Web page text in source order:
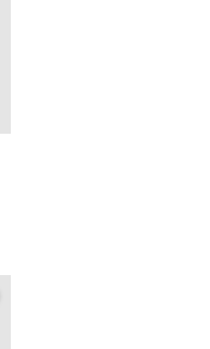
cette page au